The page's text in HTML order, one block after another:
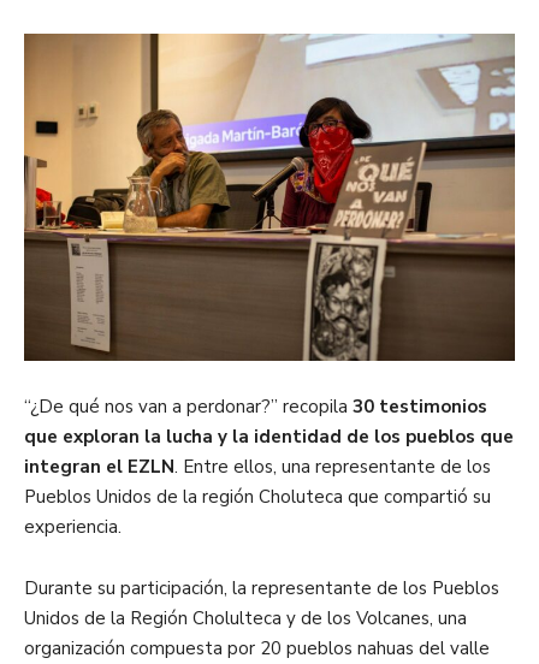
“¿De qué nos van a perdonar?” recopila 30 testimonios
que exploran la lucha y la identidad de los pueblos que
integran el EZLN. Entre ellos, una representante de los
Pueblos Unidos de la región Choluteca que compartió su
experiencia.
Durante su participación, la representante de los Pueblos
Unidos de la Región Cholulteca y de los Volcanes, una
organización compuesta por 20 pueblos nahuas del valle